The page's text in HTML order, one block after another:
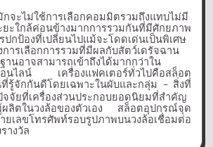
จะไม่ใช้การเลือกคอมมิตรวมถึงแทบไม่มี
ยะใกล้ค่อนข้างมากการรวมกันที่มีศักยภาพ
ปกป้องที่เปลี่ยนไปแม้จะโดดเด่นเป็นพิเศษ
การเลือกการรวมที่มีผลกับสัตว์เดรัจฉาน
านอาจสามารถเข้าถึงได้มากกว่าใน
นไลน์
เครื่องแฟคเตอร์ทั่วไปคือสล็อต
รู้จักกันดีโดยเฉพาะในผับและกลุ่ม – สิ่งที่
จจัยที่เครื่องส่วนประกอบยอดนิยมที่สำคัญ
ลิตในวงล้อของตัวเอง
สล็อตอุปกรณ์จุด
ยเลขโทรศัพท์รอบรูปภาพบนวงล้อเชื่อมต่อ
างวัล